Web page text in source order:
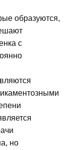
образуются,
с
но